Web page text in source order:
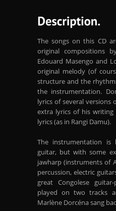
The songs on this CD
original compositions
Edouard Masengo and
original melody (of
structure and the
the instrumentation.
lyrics of several versions
extra lyrics of his
lyrics (as in Rangi Damu).
The instrumentation is
guitar, but with some
jawharp (instruments of
percussion, electric
great Congolese
played on two tracks
Marlène Dorcéna sang